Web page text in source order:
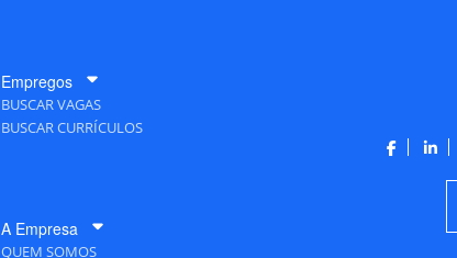
Empregos
BUSCAR VAGAS
BUSCAR CURRÍCULOS
A Empresa
QUEM SOMOS